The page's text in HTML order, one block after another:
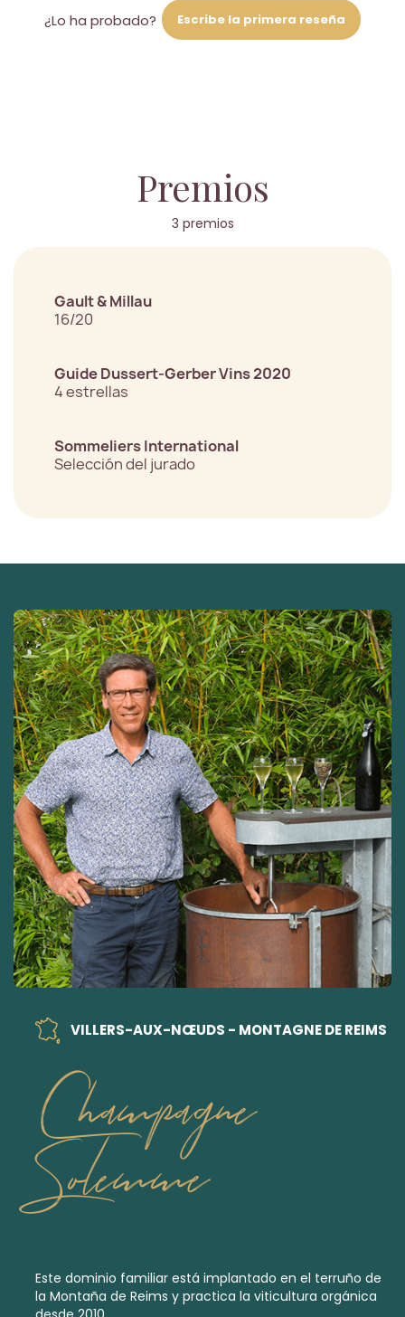
¿Lo ha probado? Escribe la primera reseña
Premios
3 premios
Gault & Millau
16/20
Guide Dussert-Gerber Vins 2020
4 estrellas
Sommeliers International
Selección del jurado
VILLERS-AUX-NŒUDS - MONTAGNE DE REIMS
Champagne
Solemme
Este dominio familiar está implantado en el terruño de
la Montaña de Reims y practica la viticultura orgánica